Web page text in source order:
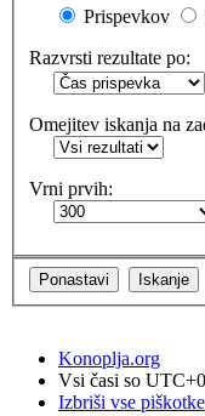
Prispevkov
Razvrsti rezultate po:
Omejitev iskanja na
Vrni prvih:
Konoplja.org
Vsi časi so
Izbriši vse piškotke